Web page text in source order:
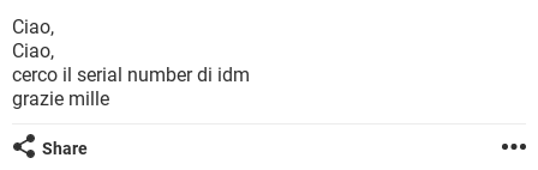
TIKTOK
HARDWARE
INSTAGRAM
TIKTOK
HARDWARE
INTRATTENIMENTO
iOS
TIKTOK
Ciao,
Ciao,
cerco il serial number di idm
grazie mille
Share